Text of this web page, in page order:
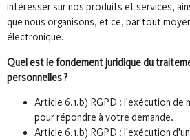
intéresser sur nos produits et services,
que nous organisons, et ce, par tout
électronique.
Quel est le fondement juridique du
personnelles ?
Article 6.1.b) RGPD : l'exécution de
pour répondre à votre demande.
Article 6.1.b) RGPD : l'exécution